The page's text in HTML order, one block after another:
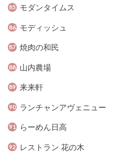
モダンタイムス
モディッシュ
焼肉の和民
山内農場
来来軒
ランチャンアヴェニュー
らーめん日高
レストラン 花の木